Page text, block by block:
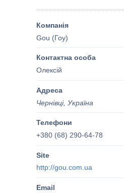
Gou (Гоу)
Олексій
Чернівці, Україна
+380 (68) 290-64-78
http://gou.com.ua